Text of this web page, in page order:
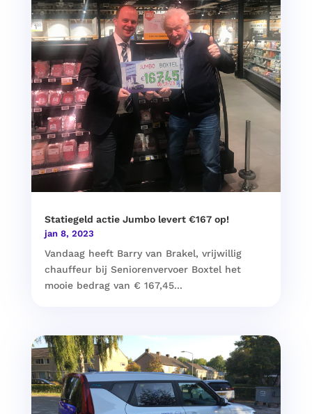
Statiegeld actie Jumbo levert €167 op!
jan 8, 2023
Vandaag heeft Barry van Brakel, vrijwillig
chauffeur bij Seniorenvervoer Boxtel het
mooie bedrag van € 167,45...